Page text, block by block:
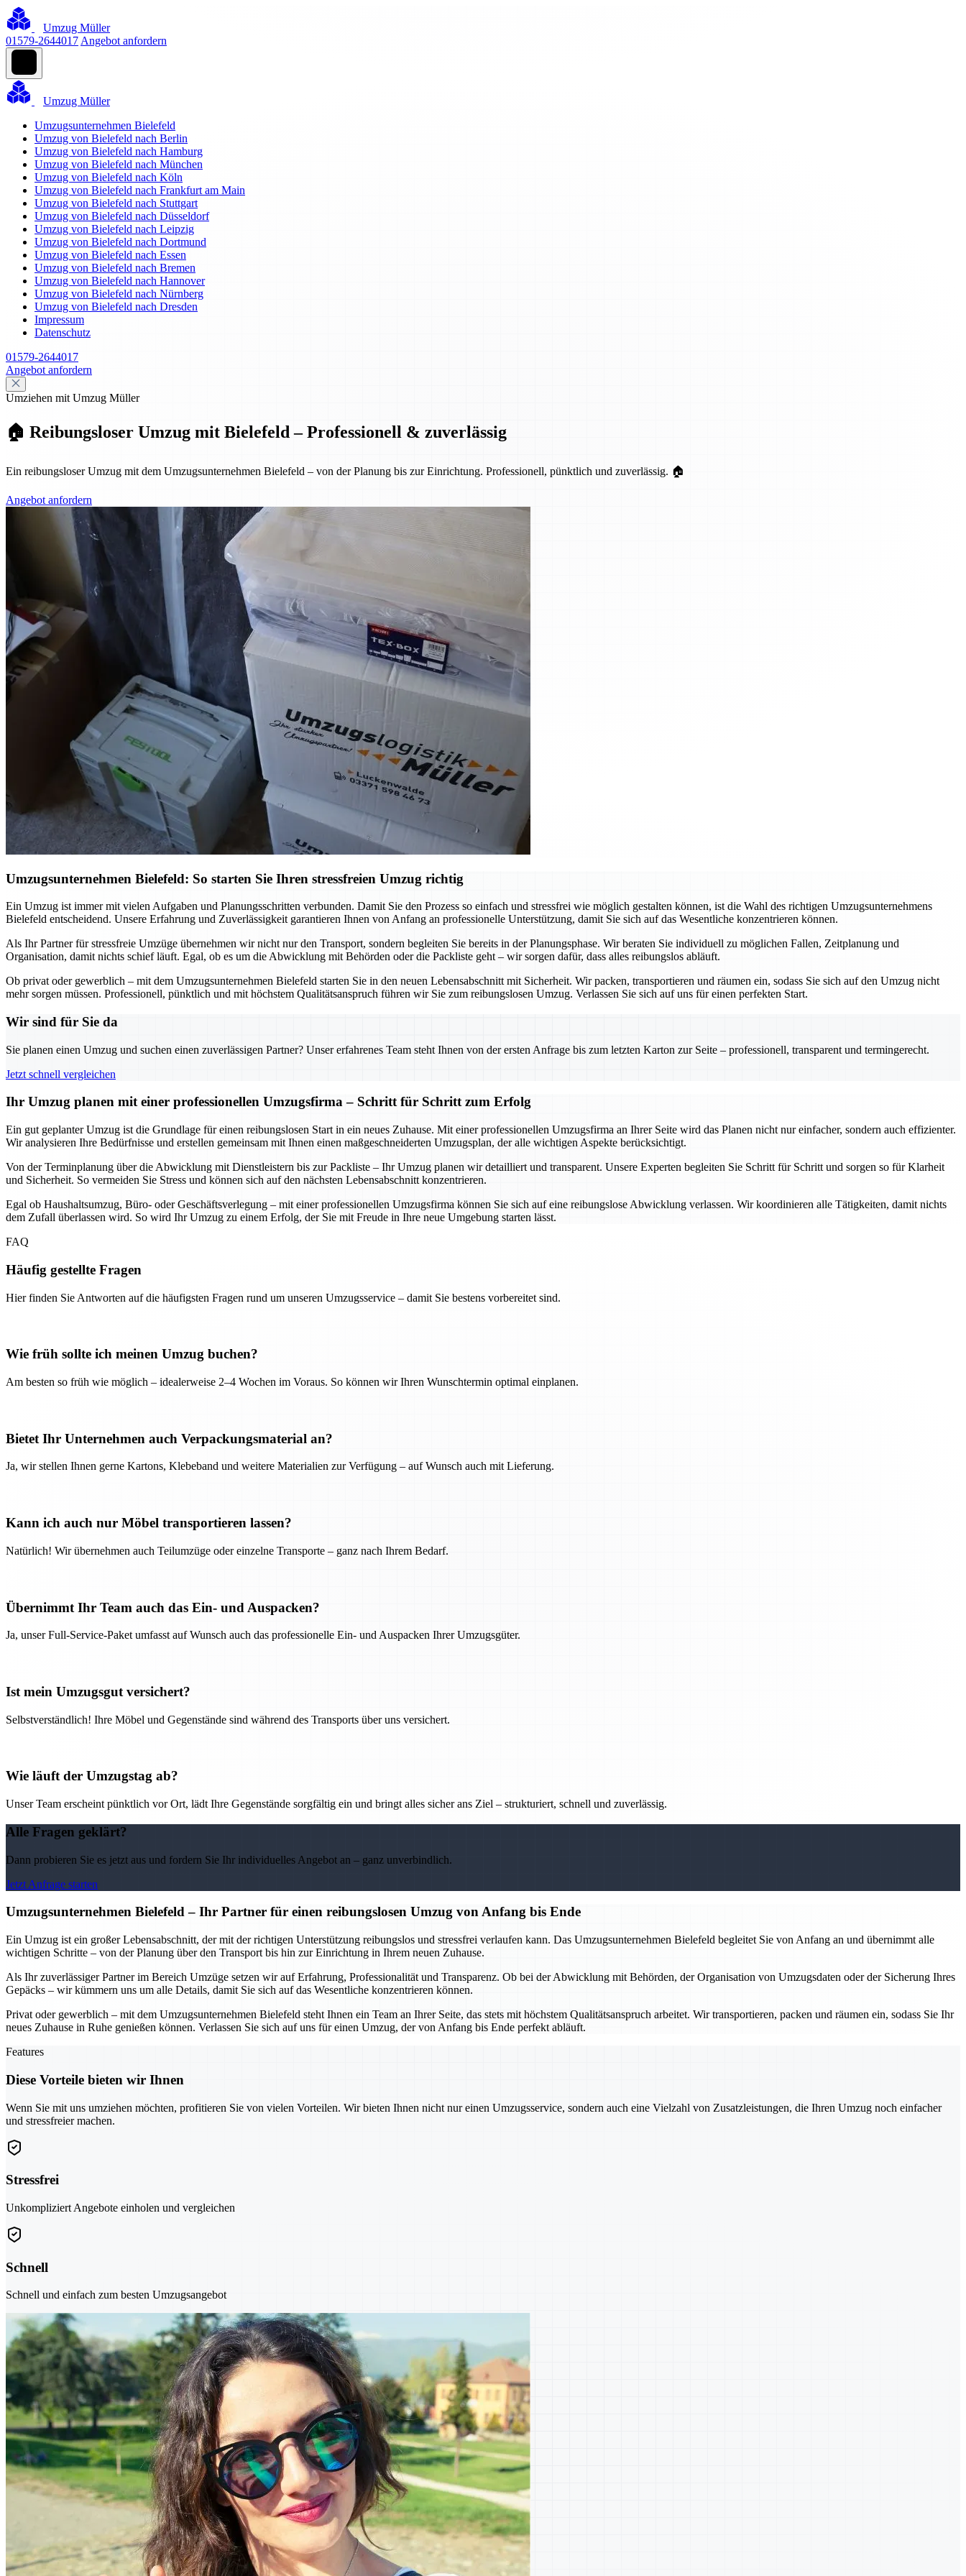
Umzug Müller
01579-2644017 Angebot anfordern
Umzug Müller
Umzugsunternehmen Bielefeld
Umzug von Bielefeld nach Berlin
Umzug von Bielefeld nach Hamburg
Umzug von Bielefeld nach München
Umzug von Bielefeld nach Köln
Umzug von Bielefeld nach Frankfurt am Main
Umzug von Bielefeld nach Stuttgart
Umzug von Bielefeld nach Düsseldorf
Umzug von Bielefeld nach Leipzig
Umzug von Bielefeld nach Dortmund
Umzug von Bielefeld nach Essen
Umzug von Bielefeld nach Bremen
Umzug von Bielefeld nach Hannover
Umzug von Bielefeld nach Nürnberg
Umzug von Bielefeld nach Dresden
Impressum
Datenschutz
01579-2644017
Angebot anfordern
Umziehen mit Umzug Müller
🏠 Reibungsloser Umzug mit Bielefeld – Professionell & zuverlässig
Ein reibungsloser Umzug mit dem Umzugsunternehmen Bielefeld – von der Planung bis zur Einrichtung. Professionell, pünktlich und zuverlässig. 🏠
Angebot anfordern
Umzugsunternehmen Bielefeld: So starten Sie Ihren stressfreien Umzug richtig
Ein Umzug ist immer mit vielen Aufgaben und Planungsschritten verbunden. Damit Sie den Prozess so einfach und stressfrei wie möglich gestalten können, ist die Wahl des richtigen Umzugsunternehmens
Bielefeld entscheidend. Unsere Erfahrung und Zuverlässigkeit garantieren Ihnen von Anfang an professionelle Unterstützung, damit Sie sich auf das Wesentliche konzentrieren können.
Als Ihr Partner für stressfreie Umzüge übernehmen wir nicht nur den Transport, sondern begleiten Sie bereits in der Planungsphase. Wir beraten Sie individuell zu möglichen Fallen, Zeitplanung und
Organisation, damit nichts schief läuft. Egal, ob es um die Abwicklung mit Behörden oder die Packliste geht – wir sorgen dafür, dass alles reibungslos abläuft.
Ob privat oder gewerblich – mit dem Umzugsunternehmen Bielefeld starten Sie in den neuen Lebensabschnitt mit Sicherheit. Wir packen, transportieren und räumen ein, sodass Sie sich auf den Umzug nicht
mehr sorgen müssen. Professionell, pünktlich und mit höchstem Qualitätsanspruch führen wir Sie zum reibungslosen Umzug. Verlassen Sie sich auf uns für einen perfekten Start.
Wir sind für Sie da
Sie planen einen Umzug und suchen einen zuverlässigen Partner? Unser erfahrenes Team steht Ihnen von der ersten Anfrage bis zum letzten Karton zur Seite – professionell, transparent und termingerecht.
Jetzt schnell vergleichen
Ihr Umzug planen mit einer professionellen Umzugsfirma – Schritt für Schritt zum Erfolg
Ein gut geplanter Umzug ist die Grundlage für einen reibungslosen Start in ein neues Zuhause. Mit einer professionellen Umzugsfirma an Ihrer Seite wird das Planen nicht nur einfacher, sondern auch effizienter.
Wir analysieren Ihre Bedürfnisse und erstellen gemeinsam mit Ihnen einen maßgeschneiderten Umzugsplan, der alle wichtigen Aspekte berücksichtigt.
Von der Terminplanung über die Abwicklung mit Dienstleistern bis zur Packliste – Ihr Umzug planen wir detailliert und transparent. Unsere Experten begleiten Sie Schritt für Schritt und sorgen so für Klarheit
und Sicherheit. So vermeiden Sie Stress und können sich auf den nächsten Lebensabschnitt konzentrieren.
Egal ob Haushaltsumzug, Büro- oder Geschäftsverlegung – mit einer professionellen Umzugsfirma können Sie sich auf eine reibungslose Abwicklung verlassen. Wir koordinieren alle Tätigkeiten, damit nichts
dem Zufall überlassen wird. So wird Ihr Umzug zu einem Erfolg, der Sie mit Freude in Ihre neue Umgebung starten lässt.
FAQ
Häufig gestellte Fragen
Hier finden Sie Antworten auf die häufigsten Fragen rund um unseren Umzugsservice – damit Sie bestens vorbereitet sind.
Wie früh sollte ich meinen Umzug buchen?
Am besten so früh wie möglich – idealerweise 2–4 Wochen im Voraus. So können wir Ihren Wunschtermin optimal einplanen.
Bietet Ihr Unternehmen auch Verpackungsmaterial an?
Ja, wir stellen Ihnen gerne Kartons, Klebeband und weitere Materialien zur Verfügung – auf Wunsch auch mit Lieferung.
Kann ich auch nur Möbel transportieren lassen?
Natürlich! Wir übernehmen auch Teilumzüge oder einzelne Transporte – ganz nach Ihrem Bedarf.
Übernimmt Ihr Team auch das Ein- und Auspacken?
Ja, unser Full-Service-Paket umfasst auf Wunsch auch das professionelle Ein- und Auspacken Ihrer Umzugsgüter.
Ist mein Umzugsgut versichert?
Selbstverständlich! Ihre Möbel und Gegenstände sind während des Transports über uns versichert.
Wie läuft der Umzugstag ab?
Unser Team erscheint pünktlich vor Ort, lädt Ihre Gegenstände sorgfältig ein und bringt alles sicher ans Ziel – strukturiert, schnell und zuverlässig.
Alle Fragen geklärt?
Dann probieren Sie es jetzt aus und fordern Sie Ihr individuelles Angebot an – ganz unverbindlich.
Jetzt Anfrage starten
Umzugsunternehmen Bielefeld – Ihr Partner für einen reibungslosen Umzug von Anfang bis Ende
Ein Umzug ist ein großer Lebensabschnitt, der mit der richtigen Unterstützung reibungslos und stressfrei verlaufen kann. Das Umzugsunternehmen Bielefeld begleitet Sie von Anfang an und übernimmt alle
wichtigen Schritte – von der Planung über den Transport bis hin zur Einrichtung in Ihrem neuen Zuhause.
Als Ihr zuverlässiger Partner im Bereich Umzüge setzen wir auf Erfahrung, Professionalität und Transparenz. Ob bei der Abwicklung mit Behörden, der Organisation von Umzugsdaten oder der Sicherung Ihres
Gepäcks – wir kümmern uns um alle Details, damit Sie sich auf das Wesentliche konzentrieren können.
Privat oder gewerblich – mit dem Umzugsunternehmen Bielefeld steht Ihnen ein Team an Ihrer Seite, das stets mit höchstem Qualitätsanspruch arbeitet. Wir transportieren, packen und räumen ein, sodass Sie Ihr
neues Zuhause in Ruhe genießen können. Verlassen Sie sich auf uns für einen Umzug, der von Anfang bis Ende perfekt abläuft.
Features
Diese Vorteile bieten wir Ihnen
Wenn Sie mit uns umziehen möchten, profitieren Sie von vielen Vorteilen. Wir bieten Ihnen nicht nur einen Umzugsservice, sondern auch eine Vielzahl von Zusatzleistungen, die Ihren Umzug noch einfacher
und stressfreier machen.
Stressfrei
Unkompliziert Angebote einholen und vergleichen
Schnell
Schnell und einfach zum besten Umzugsangebot